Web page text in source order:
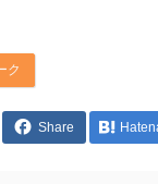
ク
Share